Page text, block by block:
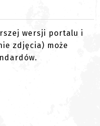
wersji portalu i
zdjęcia) może